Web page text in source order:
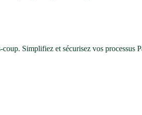
Simplifiez et sécurisez vos processus